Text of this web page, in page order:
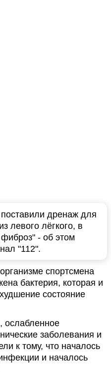
дренаж для
левого лёгкого, в
- об этом
"112".
спортсмена
бактерия, которая и
состояние
ослабленное
заболевания и
к тому, что началось
и началось